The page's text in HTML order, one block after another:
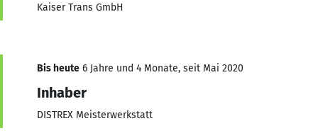
Kaiser Trans GmbH
Bis heute 6 Jahre und 4 Monate, seit Mai 2020
Inhaber
DISTREX Meisterwerkstatt